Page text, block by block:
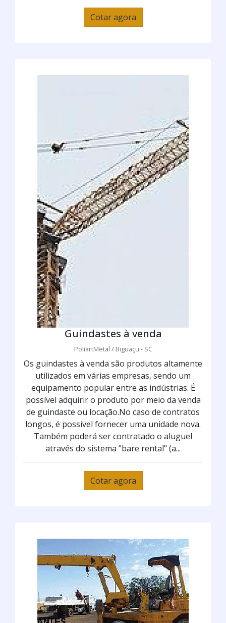
Cotar agora
Guindastes à venda
PoliartMetal / Biguaçu - SC
Os guindastes à venda são produtos altamente
utilizados em várias empresas, sendo um
equipamento popular entre as indústrias. É
possível adquirir o produto por meio da venda
de guindaste ou locação.No caso de contratos
longos, é possível fornecer uma unidade nova.
Também poderá ser contratado o aluguel
através do sistema "bare rental" (a...
Cotar agora